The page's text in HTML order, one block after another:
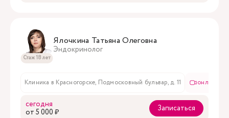
Стаж 18 лет
Ялочкина Татьяна Олеговна
Эндокринолог
Клиника в Красногорске, Подмосковный бульвар, д. 11 онлайн
сегодня
oт 5 000 ₽
Записаться